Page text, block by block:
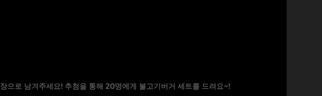
으로 남겨주세요! 추첨을 통해 20명에게 불고기버거 세트를 드려요~!